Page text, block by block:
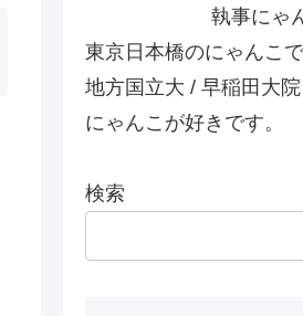
執事にゃ
東京日本橋のにゃんこ
地方国立大 / 早稲田大院
にゃんこが好きです。
検索